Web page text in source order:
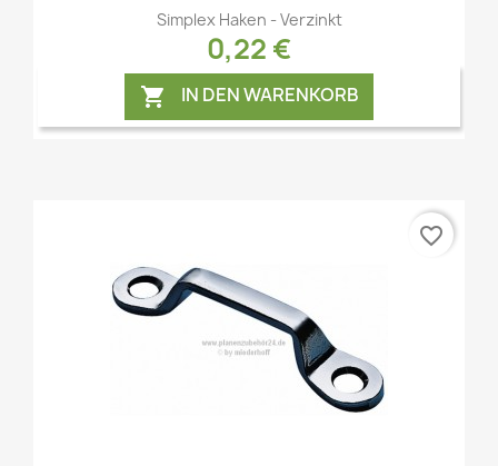
 Vorschau
Simplex Haken - Verzinkt
0,22 €
 IN DEN WARENKORB
favorite_border